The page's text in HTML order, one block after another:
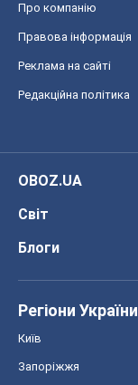
Про компанію
Правова інформація
Реклама на сайті
Редакційна політика
OBOZ.UA
Світ
Блоги
Регіони України
Київ
Запоріжжя